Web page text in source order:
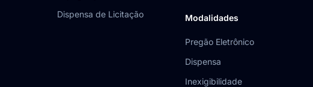
Dispensa de Licitação
Modalidades
Pregão Eletrônico
Dispensa
Inexigibilidade